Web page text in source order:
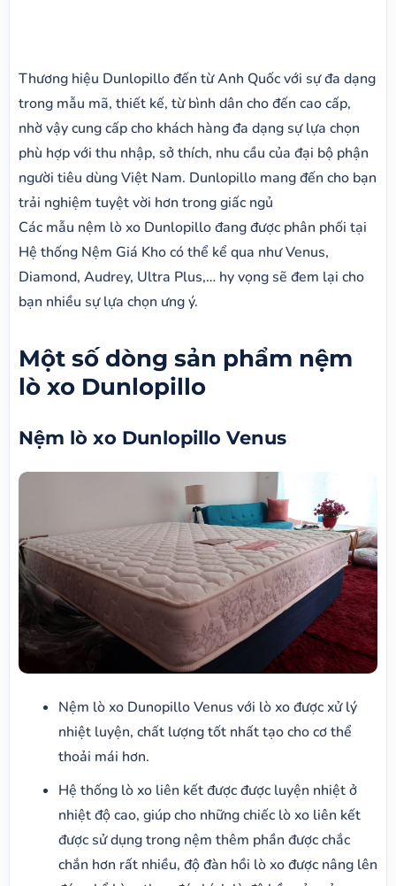
Thương hiệu Dunlopillo đến từ Anh Quốc với sự đa dạng
trong mẫu mã, thiết kế, từ bình dân cho đến cao cấp,
nhờ vậy cung cấp cho khách hàng đa dạng sự lựa chọn
phù hợp với thu nhập, sở thích, nhu cầu của đại bộ phận
người tiêu dùng Việt Nam. Dunlopillo mang đến cho bạn
trải nghiệm tuyệt vời hơn trong giấc ngủ
Các mẫu nệm lò xo Dunlopillo đang được phân phối tại
Hệ thống Nệm Giá Kho có thể kể qua như Venus,
Diamond, Audrey, Ultra Plus,… hy vọng sẽ đem lại cho
bạn nhiều sự lựa chọn ưng ý.
Một số dòng sản phẩm nệm
lò xo Dunlopillo
Nệm lò xo Dunlopillo Venus
Nệm lò xo Dunopillo Venus với lò xo được xử lý
nhiệt luyện, chất lượng tốt nhất tạo cho cơ thể
thoải mái hơn.
Hệ thống lò xo liên kết được được luyện nhiệt ở
nhiệt độ cao, giúp cho những chiếc lò xo liên kết
được sử dụng trong nệm thêm phần được chắc
chắn hơn rất nhiều, độ đàn hồi lò xo được nâng lên